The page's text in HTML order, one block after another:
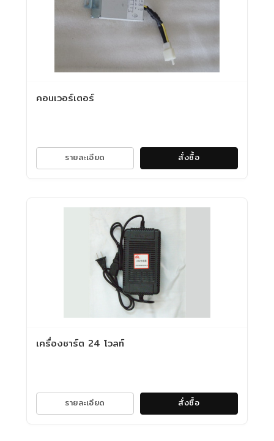
คอนเวอร์เตอร์
รายละเอียด สั่งซื้อ
เครื่องชาร์ต 24 โวลท์
รายละเอียด สั่งซื้อ